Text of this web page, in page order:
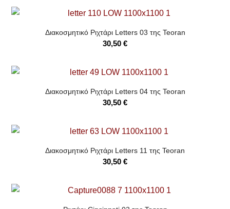
Διακοσμητικό Ριχτάρι Letters 03 της Teoran
30,50 €
Διακοσμητικό Ριχτάρι Letters 04 της Teoran
30,50 €
Διακοσμητικό Ριχτάρι Letters 11 της Teoran
30,50 €